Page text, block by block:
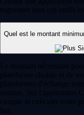
regrouper tous ces outils
Quel est le montant
Le montant nécessaire
plateforme choisie et de
plateformes d'échange
somme. Sur l'application
compte et exécuter votre
bas.